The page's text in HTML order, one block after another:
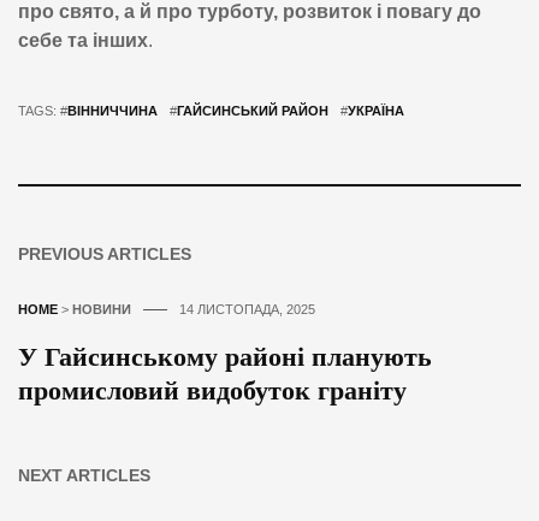
про свято, а й про турботу, розвиток і повагу до
себе та інших.
TAGS: #ВІННИЧЧИНА #ГАЙСИНСЬКИЙ РАЙОН #УКРАЇНА
PREVIOUS ARTICLES
HOME > НОВИНИ 14 ЛИСТОПАДА, 2025
У Гайсинському районі планують
промисловий видобуток граніту
NEXT ARTICLES